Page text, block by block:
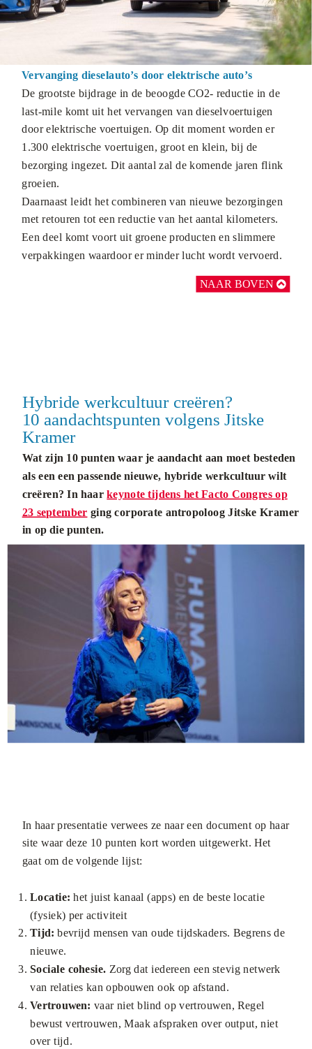
Vervanging dieselauto’s door elektrische auto’s
De grootste bijdrage in de beoogde CO2- reductie in de
last-mile komt uit het vervangen van dieselvoertuigen
door elektrische voertuigen. Op dit moment worden er
1.300 elektrische voertuigen, groot en klein, bij de
bezorging ingezet. Dit aantal zal de komende jaren flink
groeien.
Daarnaast leidt het combineren van nieuwe bezorgingen
met retouren tot een reductie van het aantal kilometers.
Een deel komt voort uit groene producten en slimmere
verpakkingen waardoor er minder lucht wordt vervoerd.
NAAR BOVEN 
Hybride werkcultuur creëren?
10 aandachtspunten volgens Jitske
Kramer
Wat zijn 10 punten waar je aandacht aan moet besteden
als een een passende nieuwe, hybride werkcultuur wilt
creëren? In haarkeynote tijdens het Facto Congres op
23 september ging corporate antropoloog Jitske Kramer
in op die punten.
In haar presentatie verwees ze naar een document op haar
site waar deze 10 punten kort worden uitgewerkt. Het
gaat om de volgende lijst:
Locatie: het juist kanaal (apps) en de beste locatie
(fysiek) per activiteit
Tijd: bevrijd mensen van oude tijdskaders. Begrens de
nieuwe.
Sociale cohesie. Zorg dat iedereen een stevig netwerk
van relaties kan opbouwen ook op afstand.
Vertrouwen: vaar niet blind op vertrouwen, Regel
bewust vertrouwen, Maak afspraken over output, niet
over tijd.